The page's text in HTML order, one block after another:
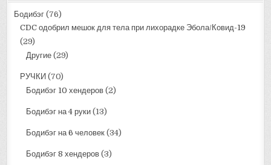
Бодибэг (76)
CDC одобрил мешок для тела при лихорадке Эбола/Ковид-19
(29)
Другие (29)
РУЧКИ (70)
Бодибэг 10 хендеров (2)
Бодибэг на 4 руки (13)
Бодибэг на 6 человек (34)
Бодибэг 8 хендеров (3)